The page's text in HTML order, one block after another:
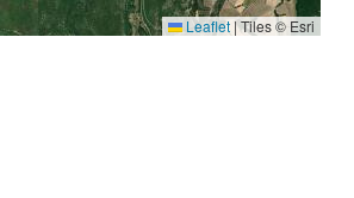
Leaflet |Tiles © Esri